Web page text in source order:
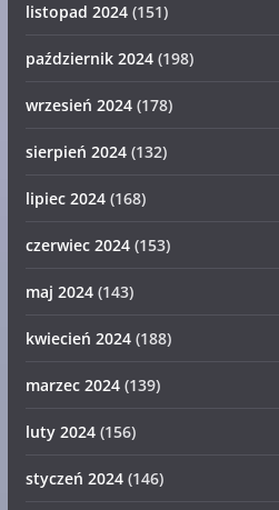
listopad 2024(151)
październik 2024(198)
wrzesień 2024(178)
sierpień 2024(132)
lipiec 2024(168)
czerwiec 2024(153)
maj 2024(143)
kwiecień 2024(188)
marzec 2024(139)
luty 2024(156)
styczeń 2024(146)